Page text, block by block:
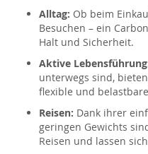
Alltag: Ob beim
Besuchen – ein
Halt und Sicherheit.
Aktive
unterwegs sind,
flexible und
Reisen: Dank ihrer
geringen Gewichts
Reisen und lassen